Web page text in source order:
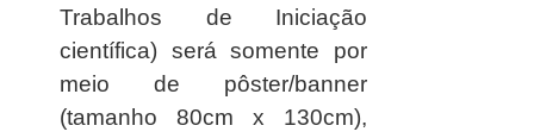
Trabalhos de Iniciação
científica) será somente por
meio de pôster/banner
(tamanho 80cm x 130cm),